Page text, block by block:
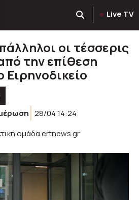
Live TV
οι τέσσερις
την επίθεση
28/04 14:24
ομάδα ertnews.gr